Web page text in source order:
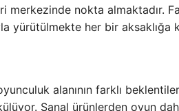
merkezinde nokta almaktadır.
yürütülmekte her bir aksaklığa
alanının farklı
Sanal ürünlerden oyun